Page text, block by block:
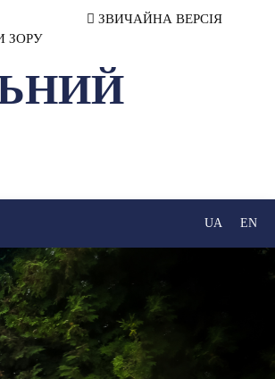
ЗОРУ
ЗВИЧАЙНА ВЕРСІЯ
UA EN